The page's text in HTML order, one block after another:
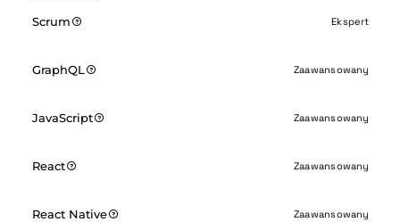
Scrum Ekspert
GraphQL Zaawansowany
JavaScript Zaawansowany
React Zaawansowany
React Native Zaawansowany